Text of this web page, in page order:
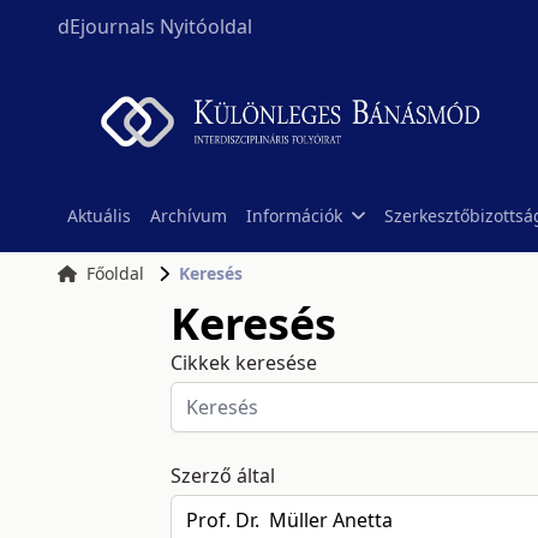
dEjournals Nyitóoldal
Aktuális Archívum Információk
Főoldal Keresés
Keresés
Cikkek keresése
Szerző által